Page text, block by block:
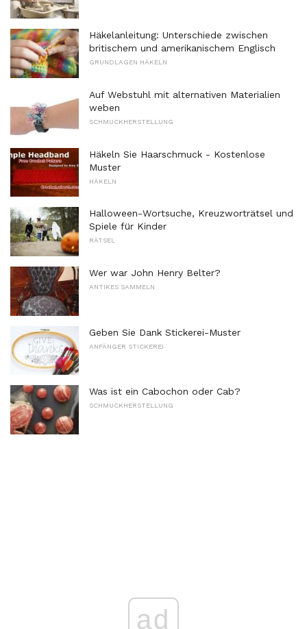
Häkelanleitung: Unterschiede zwischen
britischem und amerikanischem Englisch
GRUNDLAGEN HÄKELN
Auf Webstuhl mit alternativen Materialien
weben
SCHMUCKHERSTELLUNG
Häkeln Sie Haarschmuck - Kostenlose
Muster
HÄKELN
Halloween-Wortsuche, Kreuzworträtsel und
Spiele für Kinder
RÄTSEL
Wer war John Henry Belter?
ANTIKES SAMMELN
Geben Sie Dank Stickerei-Muster
ANFÄNGER STICKEREI
Was ist ein Cabochon oder Cab?
SCHMUCKHERSTELLUNG
ad